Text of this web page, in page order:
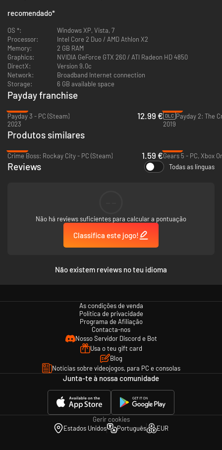
recomendado*
OS *:
Windows XP, Vista, 7
Processor:
Intel Core 2 Duo / AMD Athlon X2
Memory:
2 GB RAM
Graphics:
NVIDIA GeForce GTX 260 / ATI Radeon HD 4850
DirectX:
Version 9.0c
Network:
Broadband Internet connection
Storage:
6 GB available space
Payday franchise
Payday 3 - PC (Steam)
2023
12.99 € DLC
2019
Produtos similares
Crime Boss: Rockay City - PC (Steam)
1.59 €
Reviews Todas as línguas
Não há reviews suficientes para calcular a pontuação
Classifica este jogo!
Não existem reviews no teu idioma
As condições de venda
Política de privacidade
Programa de Afiliação
Contacta-nos
Nosso Servidor Discord e Bot
Usa o teu gift card
Blog
Notícias sobre videojogos, para PC e consolas
Junta-te à nossa comunidade
Gerir cookies
Estados Unidos
Português EUR